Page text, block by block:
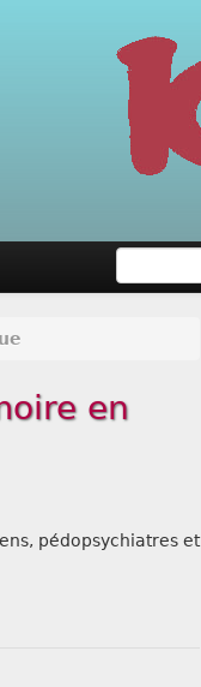
en
pédopsychiatres et